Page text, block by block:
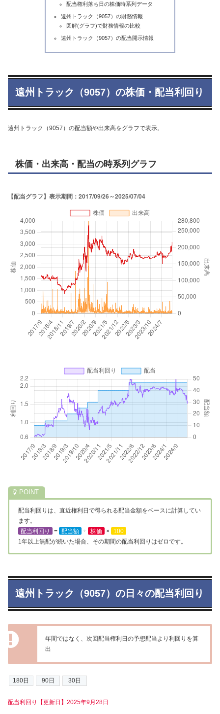
配当権利落ち日の株価時系列データ
遠州トラック（9057）の財務情報
図解(グラフ)で財務情報の比較
遠州トラック（9057）の配当開示情報
遠州トラック（9057）の株価・配当利回り
遠州トラック（9057）の配当額や出来高をグラフで表示。
株価・出来高・配当の時系列グラフ
配当利回りは、直近権利日で得られる配当金額をベースに計算してい
ます。
配当利回り
= 配当額 ÷ 株価 ×
100
1年以上無配が続いた場合、その期間の配当利回りはゼロです。
遠州トラック（9057）の日々の配当利回り
年間ではなく、次回配当権利日の予想配当より利回りを算
出
配当利回り【更新日】2025年9月28日